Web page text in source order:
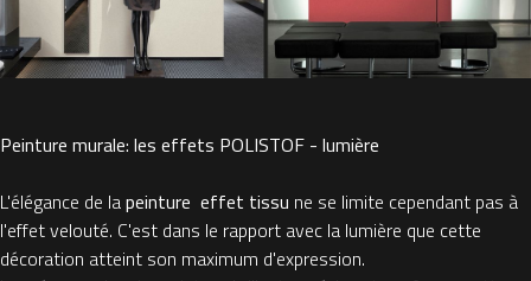
Peinture murale: les effets POLISTOF - lumière
L'élégance de lapeinture effet tissu ne se limite cependant pas à
l'effet velouté. C'est dans le rapport avec la lumière que cette
décoration atteint son maximum d'expression.